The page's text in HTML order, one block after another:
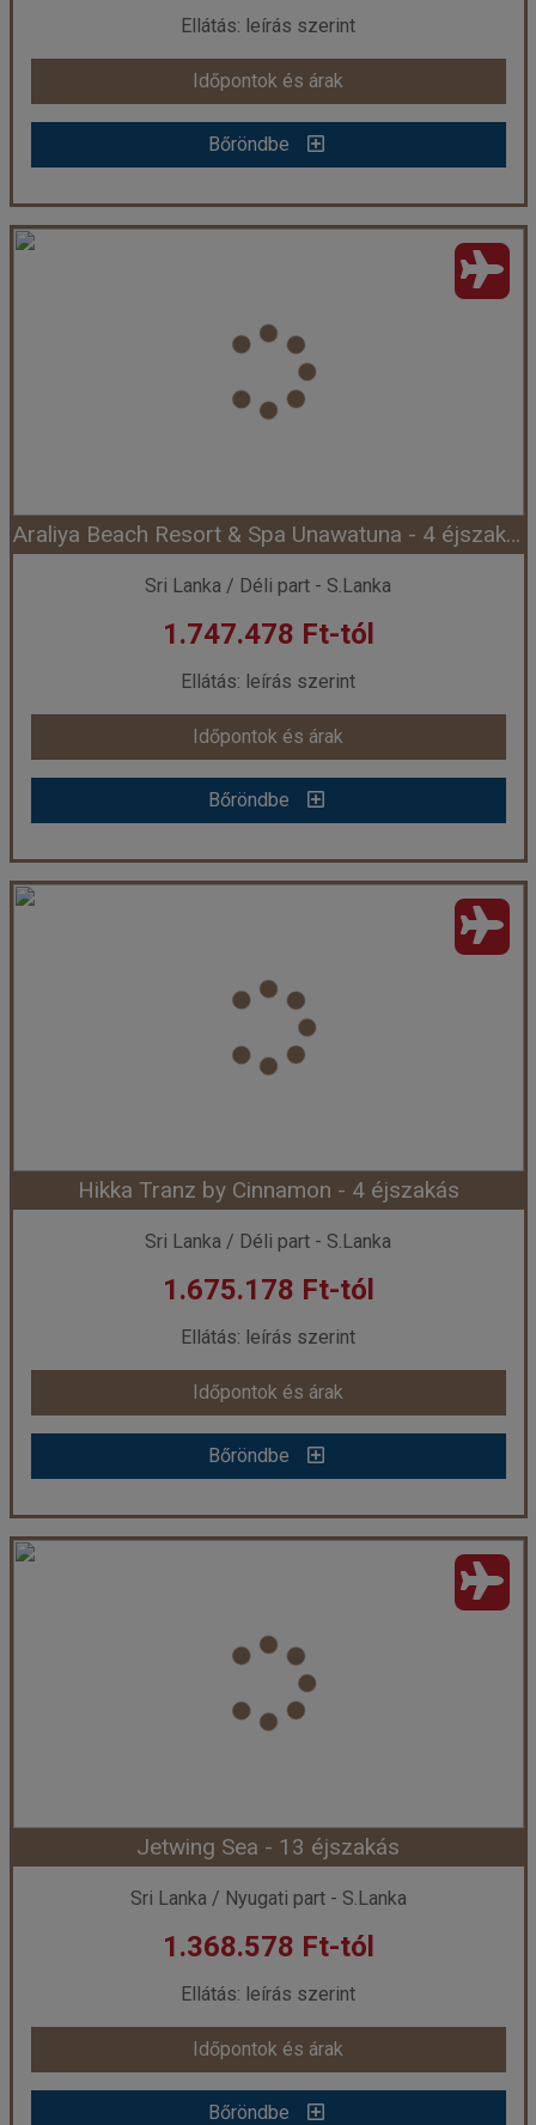
Időpontok és árak
Bőröndbe
Ellátás: leírás szerint
Időpontok és árak
Bőröndbe
Jetwing Sea - 6 éjszakás
Város: Negombo
Utazás módja:
Repülővel
leírás szerint
Szálláskategória:Hotel ****
DOUBLE DELUXE - Deluxe Double
Időpont: 2026-08-13 | 6 éj
már 1.197.998 Ft-tól
Időpontok és árak
Bőröndbe
Araliya Beach Resort & Spa Unawatuna - 4 éjszakás
Sri Lanka / Déli part - S.Lanka
1.747.478 Ft-tól
Ellátás: leírás szerint
Időpontok és árak
Bőröndbe
Araliya Beach Resort & Spa Unawatuna - 4 éjszakás
Város:Unawatuna
Utazás módja:
Repülővel
leírás szerint
Szálláskategória: Hotel *****
DOUBLE DELUXE - Deluxe Double Room
Időpont: 2026-08-13 | 4 éj
már 1.747.478 Ft-tól
Időpontok és árak
Bőröndbe
Hikka Tranz by Cinnamon - 4 éjszakás
Sri Lanka / Déli part - S.Lanka
1.675.178 Ft-tól
Ellátás: leírás szerint
Időpontok és árak
Bőröndbe
Hikka Tranz by Cinnamon - 4 éjszakás
Város:Hikkaduwa
Utazás módja:
Repülővel
leírás szerint
Szálláskategória:Hotel ****
DOUBLE SUPERIOR - Superior Twin Ocean View Room Double
Időpont: 2026-08-13 | 4 éj
már 1.675.178 Ft-tól
Időpontok és árak
Bőröndbe
Jetwing Sea - 13 éjszakás
Sri Lanka / Nyugati part - S.Lanka
1.368.578 Ft-tól
Ellátás: leírás szerint
Időpontok és árak
Bőröndbe